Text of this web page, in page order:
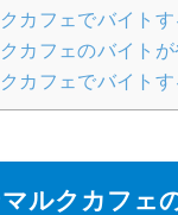
クカフェでバイト
カフェのバイト
カフェでバイト
マルクカフェ